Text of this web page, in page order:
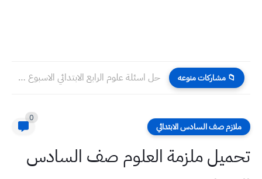
📁 مشاركات منوعه حل اسئلة علوم الرابع الابتدائي الاسبوع الرابع عشر التلفزيون التربوي
ملازم صف السادس الابتدائي
0
تحميل ملزمة العلوم صف السادس